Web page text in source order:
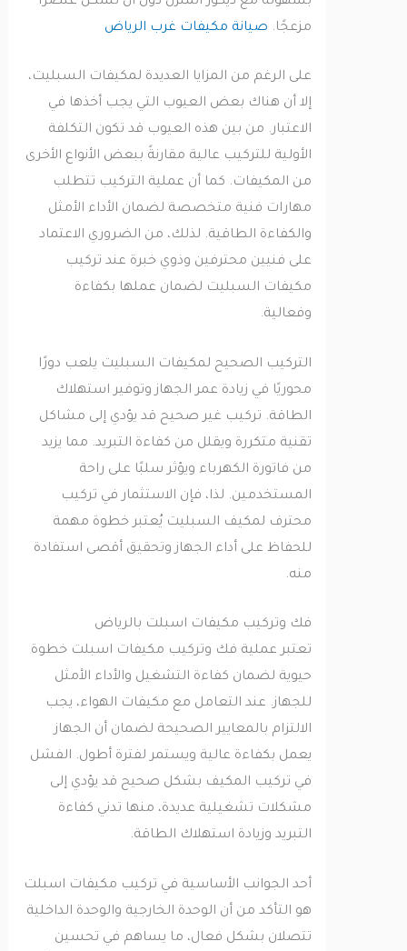
مزعجًا.صيانة مكيفات غرب الرياض
على الرغم من المزايا العديدة لمكيفات السبليت،
إلا أن هناك بعض العيوب التي يجب أخذها في
الاعتبار. من بين هذه العيوب قد تكون التكلفة
الأولية للتركيب عالية مقارنةً ببعض الأنواع الأخرى
من المكيفات. كما أن عملية التركيب تتطلب
مهارات فنية متخصصة لضمان الأداء الأمثل
والكفاءة الطاقية. لذلك، من الضروري الاعتماد
على فنيين محترفين وذوي خبرة عند تركيب
مكيفات السبليت لضمان عملها بكفاءة
وفعالية.
التركيب الصحيح لمكيفات السبليت يلعب دورًا
محوريًا في زيادة عمر الجهاز وتوفير استهلاك
الطاقة. تركيب غير صحيح قد يؤدي إلى مشاكل
تقنية متكررة ويقلل من كفاءة التبريد. مما يزيد
من فاتورة الكهرباء ويؤثر سلبًا على راحة
المستخدمين. لذا، فإن الاستثمار في تركيب
محترف لمكيف السبليت يُعتبر خطوة مهمة
للحفاظ على أداء الجهاز وتحقيق أقصى استفادة
فك وتركيب مكيفات اسبلت بالرياض
تعتبر عملية فك وتركيب مكيفات اسبلت خطوة
حيوية لضمان كفاءة التشغيل والأداء الأمثل
للجهاز. عند التعامل مع مكيفات الهواء، يجب
الالتزام بالمعايير الصحيحة لضمان أن الجهاز
يعمل بكفاءة عالية ويستمر لفترة أطول. الفشل
في تركيب المكيف بشكل صحيح قد يؤدي إلى
مشكلات تشغيلية عديدة، منها تدني كفاءة
التبريد وزيادة استهلاك الطاقة.
أحد الجوانب الأساسية في تركيب مكيفات اسبلت
هو التأكد من أن الوحدة الخارجية والوحدة الداخلية
تتصلان بشكل فعال، ما يساهم في تحسين